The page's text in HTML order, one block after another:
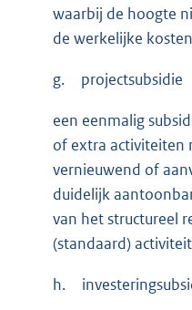
waarbij de hoogte
de werkelijke
g. projectsubsidie
een eenmalig
of extra activiteiten
vernieuwend of
duidelijk
van het structureel
(standaard)
h.